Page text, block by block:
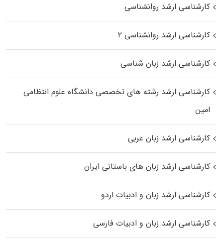
کارشناسی ارشد روانشناسی
کارشناسی ارشد روانشناسی ۲
کارشناسی ارشد زبان شناسی
کارشناسی ارشد رﺷﺘﻪ ﻫﺎی تخصصی داﻧﺸﮕﺎه ﻋﻠﻮم انتظامی
اﻣﻴﻦ
کارشناسی ارشد زبان عربی
کارشناسی ارشد زبان‌ های باستانی ایران
کارشناسی ارشد زبان و ادبیات اردو
کارشناسی ارشد زبان و ادبیات فارسی